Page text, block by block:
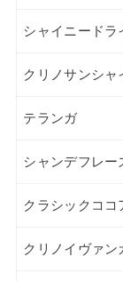
シャイニードラ
クリノサンシャ
テランガ
シャンデフレー
クラシックココ
クリノイヴァン